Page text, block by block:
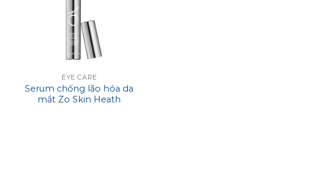
EYE CARE
Serum chống lão hóa da
mắt Zo Skin Heath